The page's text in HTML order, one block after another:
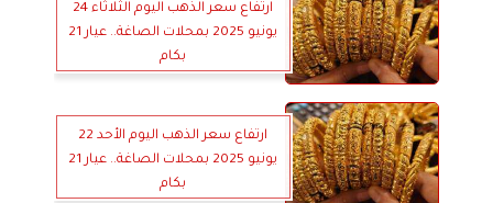
ارتفاع سعر الذهب اليوم الثلاثاء 24
يونيو 2025 بمحلات الصاغة.. عيار 21
بكام
ارتفاع سعر الذهب اليوم الأحد 22
يونيو 2025 بمحلات الصاغة.. عيار 21
بكام